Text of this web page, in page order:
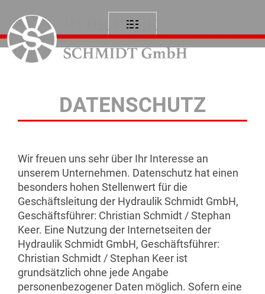
DATENSCHUTZ
Wir freuen uns sehr über Ihr Interesse an
unserem Unternehmen. Datenschutz hat einen
besonders hohen Stellenwert für die
Geschäftsleitung der Hydraulik Schmidt GmbH,
Geschäftsführer: Christian Schmidt / Stephan
Keer. Eine Nutzung der Internetseiten der
Hydraulik Schmidt GmbH, Geschäftsführer:
Christian Schmidt / Stephan Keer ist
grundsätzlich ohne jede Angabe
personenbezogener Daten möglich. Sofern eine